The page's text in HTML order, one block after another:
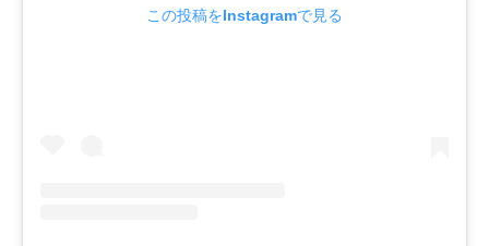
この投稿をInstagramで見る